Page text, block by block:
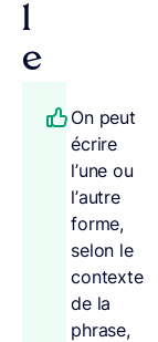
l
e
On peut
écrire
l’une ou
l’autre
forme,
selon le
contexte
de la
phrase,